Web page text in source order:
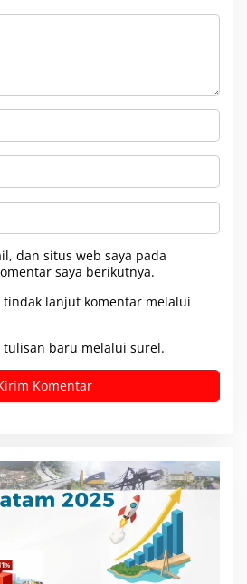
dan situs web saya pada
saya berikutnya.
tindak lanjut komentar melalui
tulisan baru melalui surel.